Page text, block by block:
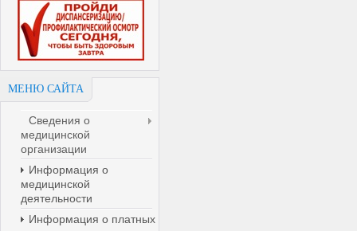
МЕНЮ САЙТА
Сведения о
медицинской
организации
Информация о
медицинской
деятельности
Информация о платных